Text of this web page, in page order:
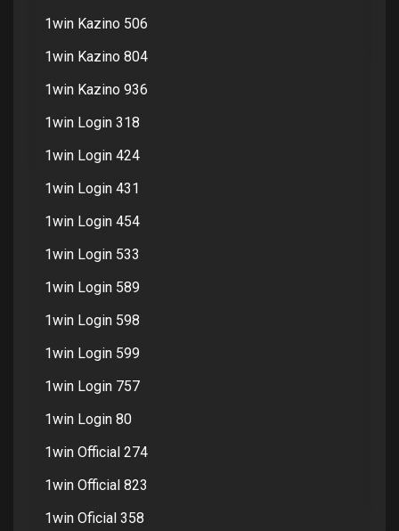
1win Kazino 506
1win Kazino 804
1win Kazino 936
1win Login 318
1win Login 424
1win Login 431
1win Login 454
1win Login 533
1win Login 589
1win Login 598
1win Login 599
1win Login 757
1win Login 80
1win Official 274
1win Official 823
1win Oficial 358